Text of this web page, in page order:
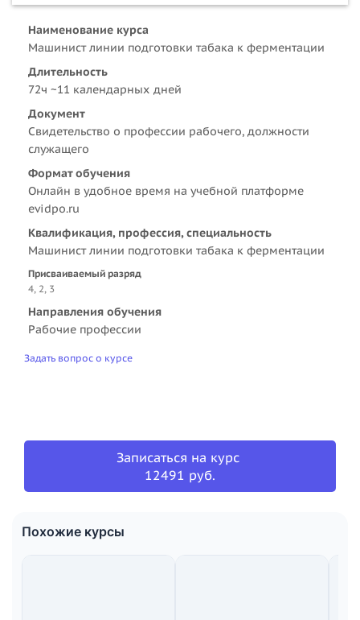
Наименование курса
Машинист линии подготовки табака к ферментации
Длительность
72ч ~11 календарных дней
Документ
Свидетельство о профессии рабочего, должности
служащего
Формат обучения
Онлайн в удобное время на учебной платформе
evidpo.ru
Квалификация, профессия, специальность
Машинист линии подготовки табака к ферментации
Присваиваемый разряд
4, 2, 3
Направления обучения
Рабочие профессии
Задать вопрос о курсе
Записаться на курс
12491 руб.
Похожие курсы